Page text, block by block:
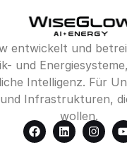
entwickelt und
und
Intelligenz. Für
Infrastrukturen,
wollen.